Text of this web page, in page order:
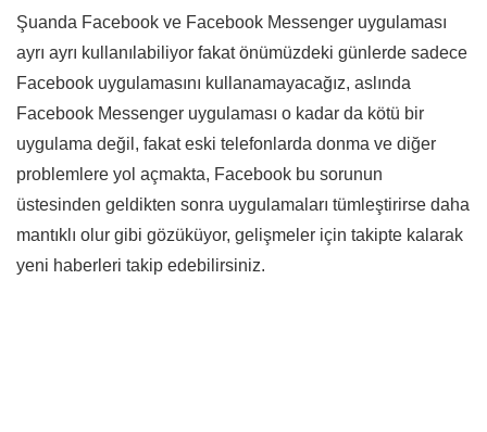
Şuanda Facebook ve Facebook Messenger uygulaması
ayrı ayrı kullanılabiliyor fakat önümüzdeki günlerde sadece
Facebook uygulamasını kullanamayacağız, aslında
Facebook Messenger uygulaması o kadar da kötü bir
uygulama değil, fakat eski telefonlarda donma ve diğer
problemlere yol açmakta, Facebook bu sorunun
üstesinden geldikten sonra uygulamaları tümleştirirse daha
mantıklı olur gibi gözüküyor, gelişmeler için takipte kalarak
yeni haberleri takip edebilirsiniz.